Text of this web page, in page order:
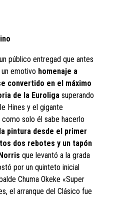
público entregad que antes
emotivo homenaje a
convertido en el máximo
de la Euroliga superando
Hines y el gigante
solo él sabe hacerlo
pintura desde el primer
dos rebotes y un tapón
que levantó a la grada
por un quinteto inicial
Chuma Okeke «Super
el arranque del Clásico fue